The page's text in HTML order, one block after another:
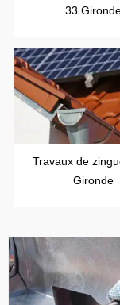
33
Travaux de
Gironde